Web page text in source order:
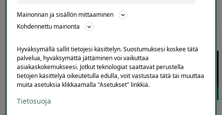
59,00€ 50,15 € 65
Mainonnan ja sisällön mittaaminen
Kohdennettu mainonta
Hyväksymällä sallit tietojesi käsittelyn. Suostumuksesi koskee tätä
palvelua, hyväksymättä jättäminen voi vaikuttaa
asiakaskokemukseesi. Jotkut teknologiat saattavat perustella
tietojen käsittelyä oikeutetulla edulla, voit vastustaa tätä tai muuttaa
muita asetuksia klikkaamalla "Asetukset" linkkiä.
Tietosuoja